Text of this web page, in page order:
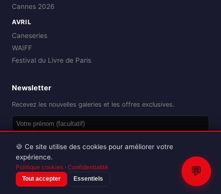
Cannes 2026
AVRIL
Caneseries
WAIFF
Festival du Livre de Paris
Newsletter
Recevez les nouvelles galeries et les offres exclusives.
Reproduction interdite sans autorisation.
💬
🍪 Ce site utilise des cookies pour améliorer votre
expérience.
Politique cookies · Confidentialité
Tout accepter Essentiels